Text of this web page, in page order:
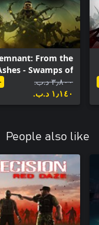
From the
- Swamps of
Corsus
٣٫٨٠٠ د.ب.‏
١٫١٤٠ د.ب.‏
People also like